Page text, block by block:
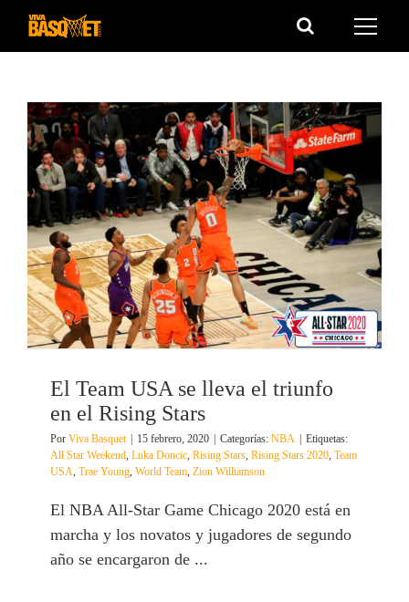
Saltar
El Team USA se lleva el triunfo
en el Rising Stars
Por Viva Basquet | 15 febrero, 2020 | Categorías: NBA | Etiquetas:
All Star Weekend Luka Doncic Rising Stars Rising Stars 2020 Team
USA Trae Young World Team Zion Williamson
El NBA All-Star Game Chicago 2020 está en
marcha y los novatos y jugadores de segundo
año se encargaron de ...